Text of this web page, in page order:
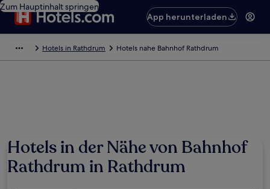
Zum Hauptinhalt springen
App herunterladen
Hotels in Rathdrum Hotels nahe Bahnhof Rathdrum
Hotels in der Nähe von Bahnhof
Rathdrum in Rathdrum